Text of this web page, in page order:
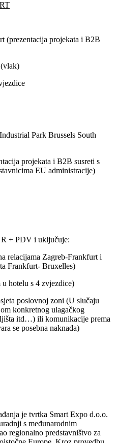
(prezentacija projekata i B2B
Park Brussels South
projekata i B2B susreti s
EU administracije)
+ PDV i uključuje:
relacijama Zagreb-Frankfurt i
Frankfurt- Bruxelles)
hotelu s 4 zvjezdice)
poslovnoj zoni (U slučaju
konkretnog ulagačkog
itd…) ili komunikacije prema
se posebna naknada)
je tvrtka Smart Expo d.o.o.
s međunarodnim
regionalno predstavništvo za